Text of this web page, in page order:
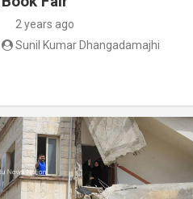
2 years ago
Sunil Kumar Dhangadamajhi